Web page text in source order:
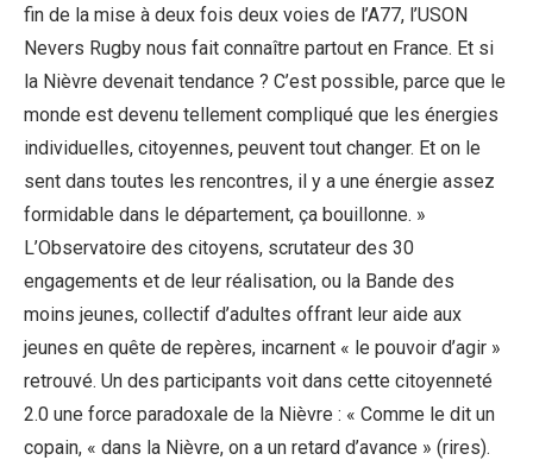
fin de la mise à deux fois deux voies de l’A77, l’USON
Nevers Rugby nous fait connaître partout en France. Et si
la Nièvre devenait tendance ? C’est possible, parce que le
monde est devenu tellement compliqué que les énergies
individuelles, citoyennes, peuvent tout changer. Et on le
sent dans toutes les rencontres, il y a une énergie assez
formidable dans le département, ça bouillonne. »
L’Observatoire des citoyens, scrutateur des 30
engagements et de leur réalisation, ou la Bande des
moins jeunes, collectif d’adultes offrant leur aide aux
jeunes en quête de repères, incarnent « le pouvoir d’agir »
retrouvé. Un des participants voit dans cette citoyenneté
2.0 une force paradoxale de la Nièvre : « Comme le dit un
copain, « dans la Nièvre, on a un retard d’avance » (rires).